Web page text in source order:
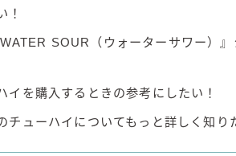
コ
！
WATER SOUR（ウォーターサワー）
イを購入するときの参考にしたい！
チューハイについてもっと詳しく知り